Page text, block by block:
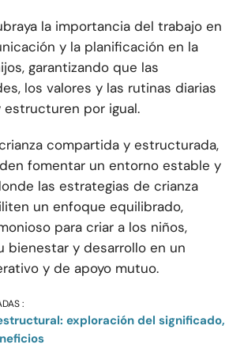
la importancia del trabajo en
y la planificación en la
garantizando que las
los valores y las rutinas diarias
por igual.
compartida y estructurada,
fomentar un entorno estable y
las estrategias de crianza
un enfoque equilibrado,
para criar a los niños,
bienestar y desarrollo en un
y de apoyo mutuo.
:
exploración del significado,